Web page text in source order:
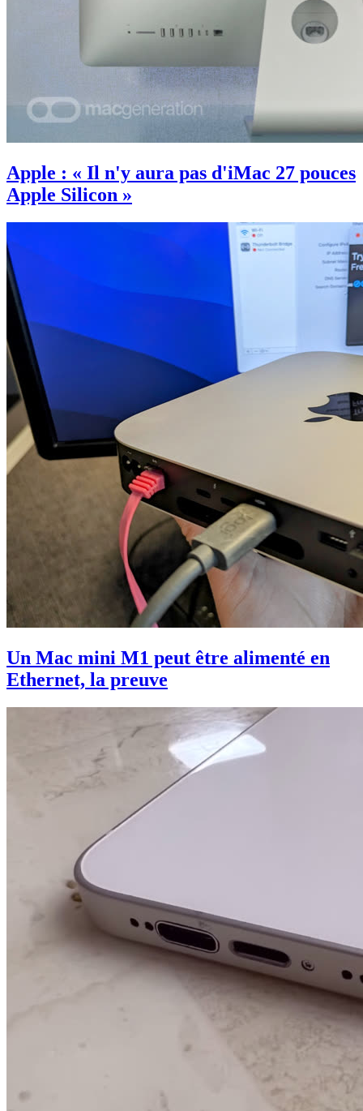
Apple : « Il n'y aura pas d'iMac 27 pouces
Apple Silicon »
Un Mac mini M1 peut être alimenté en
Ethernet, la preuve